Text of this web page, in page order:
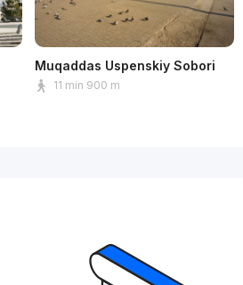
Muqaddas Uspenskiy Sobori
11 min 900 m